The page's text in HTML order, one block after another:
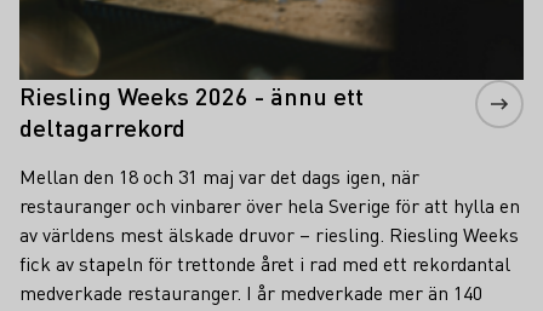
Riesling Weeks 2026 - ännu ett
deltagarrekord
Mellan den 18 och 31 maj var det dags igen, när
restauranger och vinbarer över hela Sverige för att hylla en
av världens mest älskade druvor – riesling. Riesling Weeks
fick av stapeln för trettonde året i rad med ett rekordantal
medverkade restauranger. I år medverkade mer än 140